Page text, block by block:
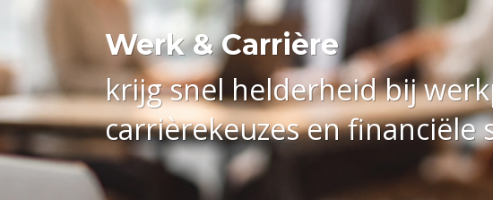
Werk & Carrière
krijg snel helderheid bij
carrièrekeuzes en financiële